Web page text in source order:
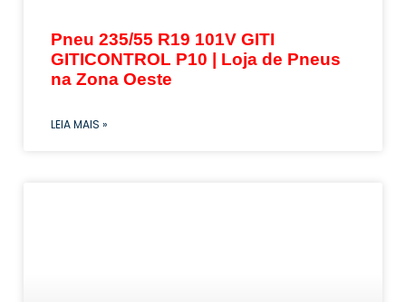
Pneu 235/55 R19 101V GITI
GITICONTROL P10 | Loja de Pneus
na Zona Oeste
LEIA MAIS »